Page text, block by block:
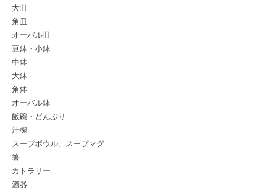
大皿
角皿
オーバル皿
豆鉢・小鉢
中鉢
大鉢
角鉢
オーバル鉢
飯碗・どんぶり
汁椀
スープボウル、スープマグ
箸
カトラリー
酒器